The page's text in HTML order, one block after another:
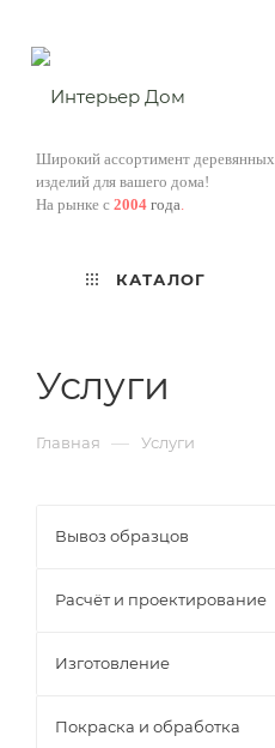
Широкий ассортимент деревянных
изделий для вашего дома!
На рынке с 2004 года.
КАТАЛОГ
Услуги
Главная — Услуги
Вывоз образцов
Расчёт и проектирование
Изготовление
Покраска и обработка